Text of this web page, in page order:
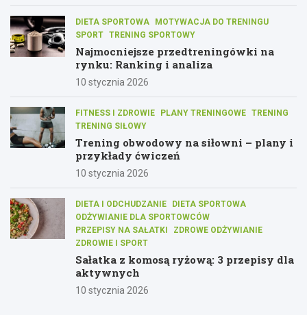
DIETA SPORTOWA
MOTYWACJA DO TRENINGU
SPORT TRENING SPORTOWY
Najmocniejsze przedtreningówki na
rynku: Ranking i analiza
10 stycznia 2026
FITNESS I ZDROWIE PLANY TRENINGOWE TRENING
TRENING SIŁOWY
Trening obwodowy na siłowni – plany i
przykłady ćwiczeń
10 stycznia 2026
DIETA I ODCHUDZANIE
DIETA SPORTOWA
ODŻYWIANIE DLA SPORTOWCÓW
PRZEPISY NA SAŁATKI
ZDROWE ODŻYWIANIE
ZDROWIE I SPORT
Sałatka z komosą ryżową: 3 przepisy dla
aktywnych
10 stycznia 2026